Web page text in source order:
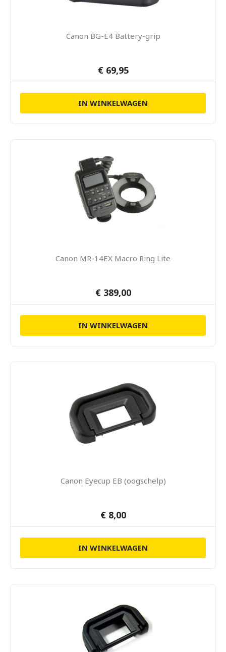
Canon BG-E4 Battery-grip
€ 69,95
IN WINKELWAGEN
Canon MR-14EX Macro Ring Lite
€ 389,00
IN WINKELWAGEN
Canon Eyecup EB (oogschelp)
€ 8,00
IN WINKELWAGEN